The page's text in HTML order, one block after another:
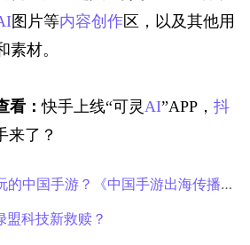
图片等内容创作区，以及其他用
素材。
看：快手上线“可灵AI”APP， 抖
来了？
游？《中国手游出海传播指数榜》Q3季度榜单首发！
盟科技新救赎？